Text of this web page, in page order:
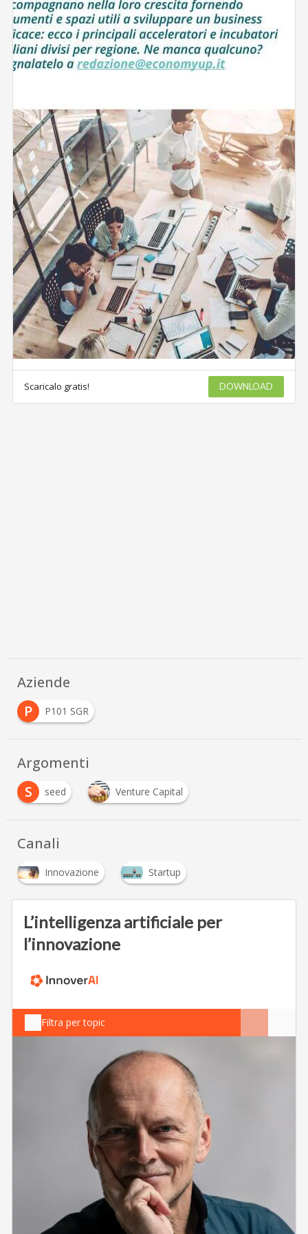
Scaricalo gratis! DOWNLOAD
Aziende
P
P101 SGR
Argomenti
S
seed Venture Capital
Canali
Innovazione Startup
L’intelligenza artificiale per
l’innovazione
Filtra per topic